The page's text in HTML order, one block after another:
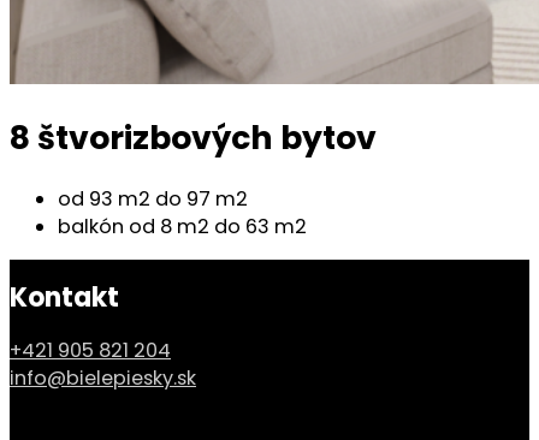
8 štvorizbových bytov
od 93 m2 do 97 m2
balkón od 8 m2 do 63 m2
Kontakt
+421 905 821 204
info@bielepiesky.sk